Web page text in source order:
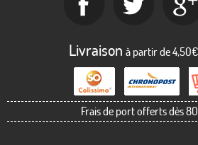
Livraison à partir de
Frais de port offerts dès